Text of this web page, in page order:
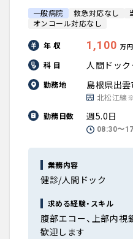
一般病院 救急対応なし
オンコール対応なし
年 収 1,100 万円
科 目 人間ドック
勤務地 島根県出雲
北松江線
勤務日数
週5.0日
08:30〜
業務内容
健診/人間ドック
求める経験・スキル
腹部エコー、上部内視
歓迎します